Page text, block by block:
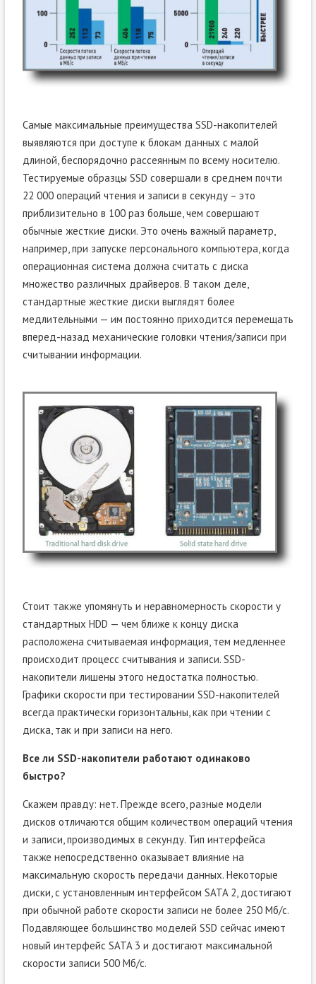
Самые максимальные преимущества SSD-накопителей
выявляются при доступе к блокам данных с малой
длиной, беспорядочно рассеянным по всему носителю.
Тестируемые образцы SSD совершали в среднем почти
22 000 операций чтения и записи в секунду – это
приблизительно в 100 раз больше, чем совершают
обычные жесткие диски. Это очень важный параметр,
например, при запуске персонального компьютера, когда
операционная система должна считать с диска
множество различных драйверов. В таком деле,
стандартные жесткие диски выглядят более
медлительными — им постоянно приходится перемещать
вперед-назад механические головки чтения/записи при
считывании информации.
Стоит также упомянуть и неравномерность скорости у
стандартных HDD — чем ближе к концу диска
расположена считываемая информация, тем медленнее
происходит процесс считывания и записи. SSD-
накопители лишены этого недостатка полностью.
Графики скорости при тестировании SSD-накопителей
всегда практически горизонтальны, как при чтении с
диска, так и при записи на него.
Все ли SSD-накопители работают одинаково
быстро?
Скажем правду: нет. Прежде всего, разные модели
дисков отличаются общим количеством операций чтения
и записи, производимых в секунду. Тип интерфейса
также непосредственно оказывает влияние на
максимальную скорость передачи данных. Некоторые
диски, с установленным интерфейсом SATA 2, достигают
при обычной работе скорости записи не более 250 Мб/с.
Подавляющее большинство моделей SSD сейчас имеют
новый интерфейс SATA 3 и достигают максимальной
скорости записи 500 Мб/с.